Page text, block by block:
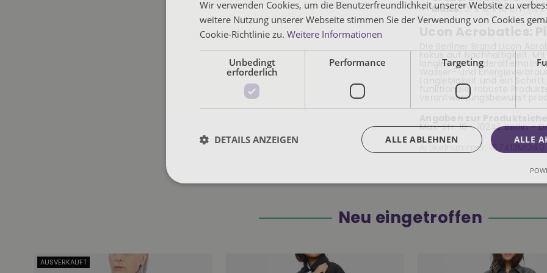
Maße:21 x 12 x 10 cm (H
Ucon Acrobatics:
Die Berliner Brand Ucon
Fokus auf Nachhaltigkeit.
langlebigen
Wasser- und
Langlebigkeit und ein
funktionale, robuste
verantwortungsbewusst
Max-Str. 16 - 10245 Berlin -
Artikelnummer:
167413MO40
Neu eingetroffen
AUSVERKAUFT
Wir verwenden Cookies, um die Benutzerfreundlichkeit unserer Website zu
weitere Nutzung unserer Webseite stimmen Sie der Verwendung von Cookies
Cookie-Richtlinie zu. Weitere Informationen
Unbedingt
erforderlich
Performance Targeting
ALLE
ALLE ABLEHNEN
DETAILS ANZEIGEN